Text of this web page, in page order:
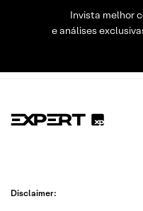
Invista melhor
e análises
Disclaimer: